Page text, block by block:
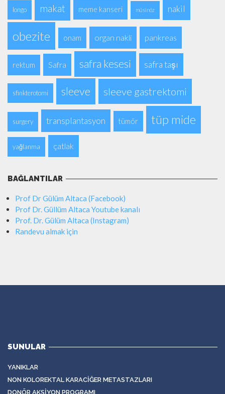
longo makat meme kanseri müsinöz nakil
obezite onam organ nakli pankreas
rektum Safra safra kesesi safra taşı
sfinkterotomi sleeve sleeve gastrektomi
surgery transplantasyon tümör tüp mide
yağlanma çatlak
BAĞLANTILAR
Prof Dr Gülüm Altaca (Facebook)
Prof Dr. Güllüm Altaca Youtube kanalı
Prof. Dr. Gülüm Altaca (Instagram)
Randevu almak için
SUNULAR
YANIKLAR
NON KOLOREKTAL KARACIĞER METASTAZLARI
DONÖR AKSIYON PROGRAMI